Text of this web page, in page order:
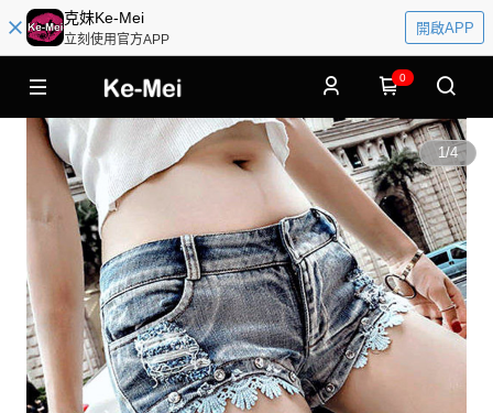
克妹Ke-Mei
立刻使用官方APP
開啟APP
0
1/4